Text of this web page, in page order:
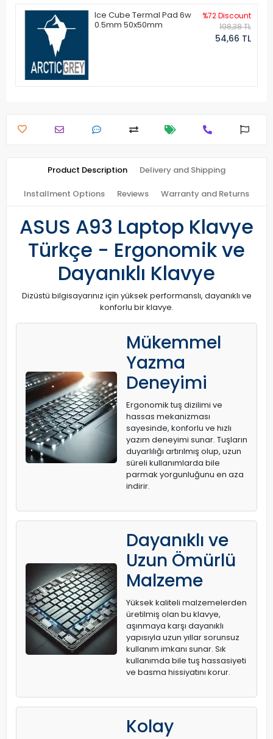
Ice Cube Termal Pad 6w
0.5mm 50x50mm
%72 Discount
198,38 TL
54,66 TL
Product Description Delivery and Shipping
Installment Options Reviews Warranty and Returns
ASUS A93 Laptop Klavye
Türkçe - Ergonomik ve
Dayanıklı Klavye
Dizüstü bilgisayarınız için yüksek performanslı, dayanıklı ve
konforlu bir klavye.
Mükemmel
Yazma
Deneyimi
Ergonomik tuş dizilimi ve
hassas mekanizması
sayesinde, konforlu ve hızlı
yazım deneyimi sunar. Tuşların
duyarlılığı artırılmış olup, uzun
süreli kullanımlarda bile
parmak yorgunluğunu en aza
indirir.
Dayanıklı ve
Uzun Ömürlü
Malzeme
Yüksek kaliteli malzemelerden
üretilmiş olan bu klavye,
aşınmaya karşı dayanıklı
yapısıyla uzun yıllar sorunsuz
kullanım imkanı sunar. Sık
kullanımda bile tuş hassasiyeti
ve basma hissiyatını korur.
Kolay